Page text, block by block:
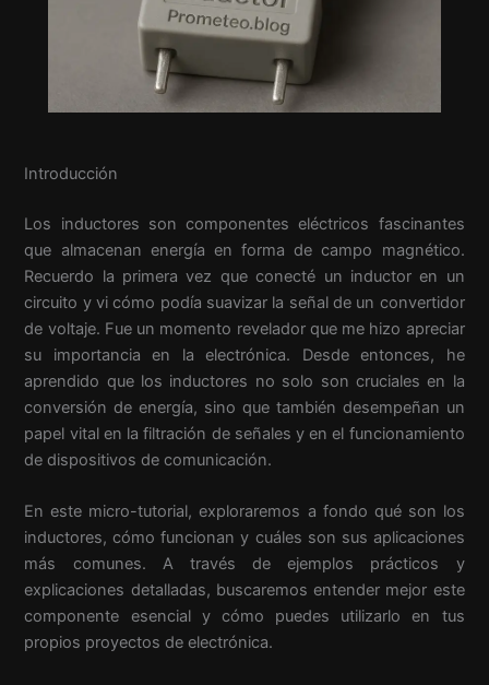
Introducción
Los inductores son componentes eléctricos fascinantes
que almacenan energía en forma de campo magnético.
Recuerdo la primera vez que conecté un inductor en un
circuito y vi cómo podía suavizar la señal de un convertidor
de voltaje. Fue un momento revelador que me hizo apreciar
su importancia en la electrónica. Desde entonces, he
aprendido que los inductores no solo son cruciales en la
conversión de energía, sino que también desempeñan un
papel vital en la filtración de señales y en el funcionamiento
de dispositivos de comunicación.
En este micro-tutorial, exploraremos a fondo qué son los
inductores, cómo funcionan y cuáles son sus aplicaciones
más comunes. A través de ejemplos prácticos y
explicaciones detalladas, buscaremos entender mejor este
componente esencial y cómo puedes utilizarlo en tus
propios proyectos de electrónica.